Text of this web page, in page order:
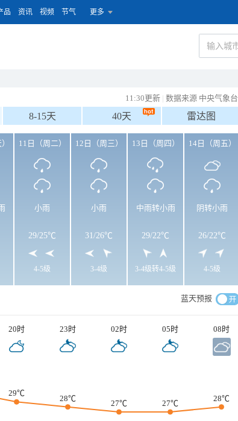
品 资讯 视频 节气 更多
11:30更新 | 数据来源 中央气象台
8-15天 40天 雷达图
11日（周二）
小雨
29/25℃
4-5级
12日（周三）
小雨
31/26℃
3-4级
13日（周四）
中雨转小雨
29/22℃
3-4级转4-5级
14日（周五）
阴转小雨
26/22℃
4-5级
蓝天预报
20时 23时 02时 05时 08时
29℃
28℃
27℃ 27℃
28℃